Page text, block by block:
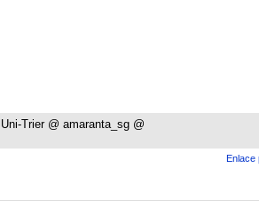
Uni-Trier @ amaranta_sg @
Enlace